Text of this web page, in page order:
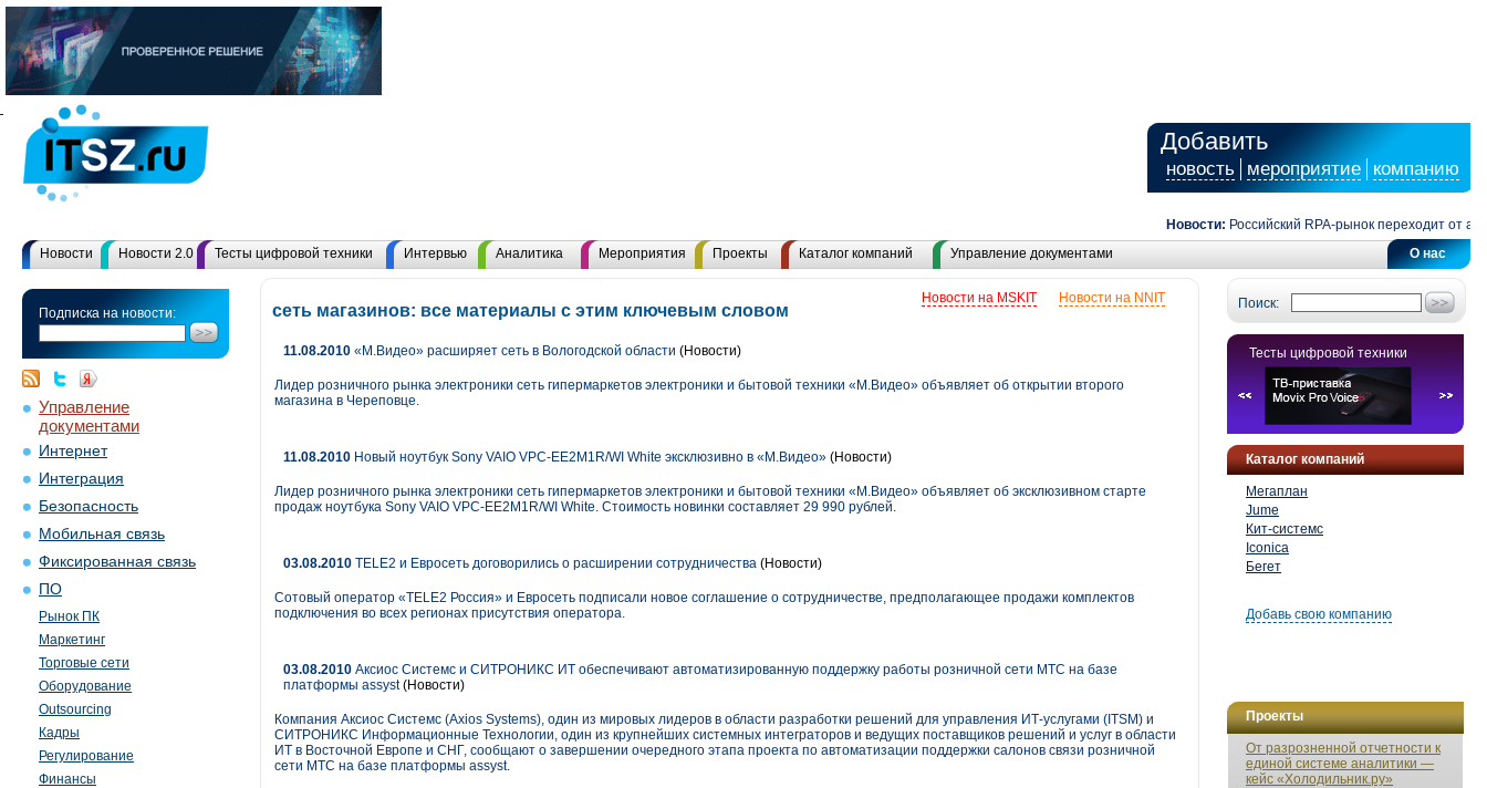
Добавить
новость мероприятие компанию
Новости: Российский RPA-рынок переходит от
О нас
Новости Новости 2.0 Тесты цифровой техники Интервью Аналитика Мероприятия Проекты Каталог компаний Управление документами
Подписка на новости:
Управление
документами
Интернет
Интеграция
Безопасность
Мобильная связь
Фиксированная связь
ПО
Рынок ПК
Маркетинг
Торговые сети
Оборудование
Outsourcing
Кадры
Регулирование
Финансы
Поиск:
Тесты цифровой техники
Каталог компаний
Мегаплан
Jume
Кит-системс
Iconica
Бегет
Добавь свою компанию
Проекты
От разрозненной отчетности к
единой системе аналитики —
кейс «Холодильник.ру»
Новости на NNIT
Новости на MSKIT
сеть магазинов: все материалы с этим ключевым словом
11.08.2010 «М.Видео» расширяет сеть в Вологодской области (Новости)
Лидер розничного рынка электроники сеть гипермаркетов электроники и бытовой техники «М.Видео» объявляет об открытии второго
магазина в Череповце.
11.08.2010 Новый ноутбук Sony VAIO VPC-EE2M1R/WI White эксклюзивно в «М.Видео» (Новости)
Лидер розничного рынка электроники сеть гипермаркетов электроники и бытовой техники «М.Видео» объявляет об эксклюзивном старте
продаж ноутбука Sony VAIO VPC-EE2M1R/WI White. Стоимость новинки составляет 29 990 рублей.
03.08.2010 TELE2 и Евросеть договорились о расширении сотрудничества (Новости)
Сотовый оператор «TELE2 Россия» и Евросеть подписали новое соглашение о сотрудничестве, предполагающее продажи комплектов
подключения во всех регионах присутствия оператора.
03.08.2010 Аксиос Системс и СИТРОНИКС ИТ обеспечивают автоматизированную поддержку работы розничной сети МТС на базе
платформы assyst(Новости)
Компания Аксиос Системс (Axios Systems), один из мировых лидеров в области разработки решений для управления ИТ-услугами (ITSM) и
СИТРОНИКС Информационные Технологии, один из крупнейших системных интеграторов и ведущих поставщиков решений и услуг в области
ИТ в Восточной Европе и СНГ, сообщают о завершении очередного этапа проекта по автоматизации поддержки салонов связи розничной
сети МТС на базе платформы assyst.